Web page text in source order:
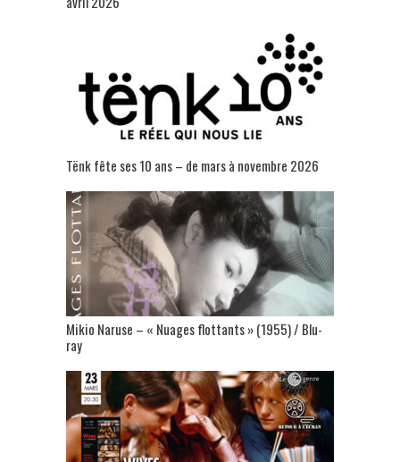
Tënk fête ses 10 ans – de mars à novembre 2026
Mikio Naruse – « Nuages flottants » (1955) / Blu-
ray